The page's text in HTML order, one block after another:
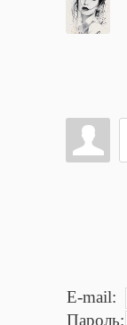
E-mail:
Пароль: